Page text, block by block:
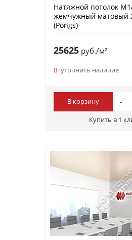
Натяжной потолок
жемчужный матовый
(Pongs)
25625руб./м²
уточнить наличие
В корзину
Купить в 1